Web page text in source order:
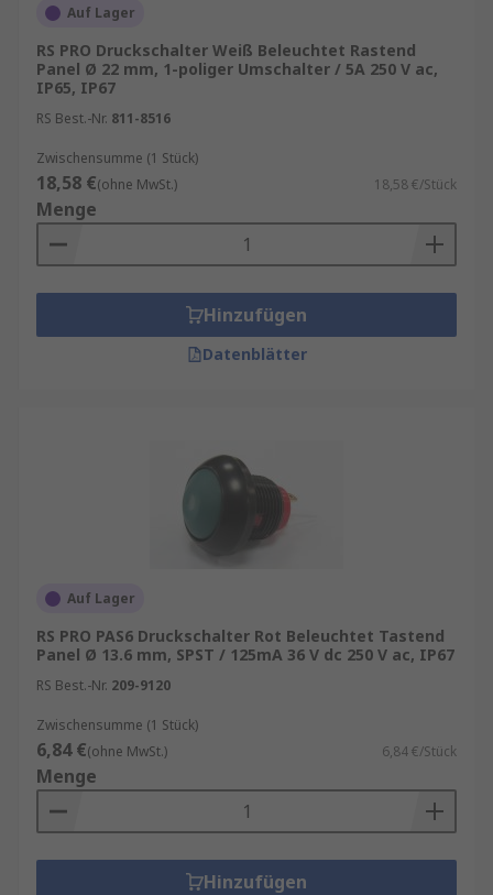
Auf Lager
RS PRO Druckschalter Weiß Beleuchtet Rastend
Panel Ø 22 mm, 1-poliger Umschalter / 5A 250 V ac,
IP65, IP67
RS Best.-Nr. 811-8516
Zwischensumme (1 Stück)
18,58 €(ohne MwSt.) 18,58 €/Stück
Menge
Hinzufügen
Datenblätter
Auf Lager
RS PRO PAS6 Druckschalter Rot Beleuchtet Tastend
Panel Ø 13.6 mm, SPST / 125mA 36 V dc 250 V ac, IP67
RS Best.-Nr. 209-9120
Zwischensumme (1 Stück)
6,84 €(ohne MwSt.) 6,84 €/Stück
Menge
Hinzufügen